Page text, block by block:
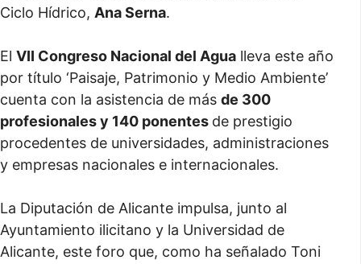
Ciclo Hídrico, Ana Serna.
El VII Congreso Nacional del Agua lleva este año
por título ‘Paisaje, Patrimonio y Medio Ambiente’
cuenta con la asistencia de más de 300
profesionales y 140 ponentes de prestigio
procedentes de universidades, administraciones
y empresas nacionales e internacionales.
La Diputación de Alicante impulsa, junto al
Ayuntamiento ilicitano y la Universidad de
Alicante, este foro que, como ha señalado Toni